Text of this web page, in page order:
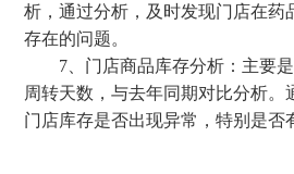
析，通过分析，及时发现门店在药
存在的问题。
7、门店商品库存分析：主要是
周转天数，与去年同期对比分析。
门店库存是否出现异常，特别是否